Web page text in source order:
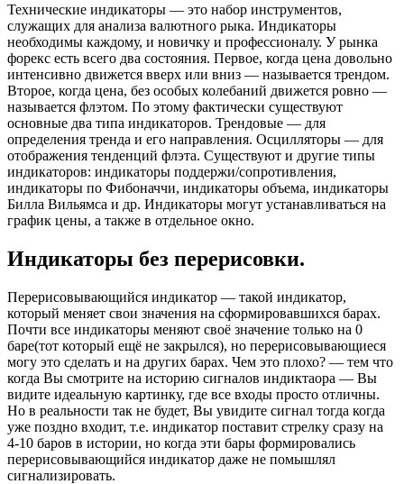
Технические индикаторы — это набор инструментов,
служащих для анализа валютного рыка. Индикаторы
необходимы каждому, и новичку и профессионалу. У рынка
форекс есть всего два состояния. Первое, когда цена довольно
интенсивно движется вверх или вниз — называется трендом.
Второе, когда цена, без особых колебаний движется ровно —
называется флэтом. По этому фактически существуют
основные два типа индикаторов. Трендовые — для
определения тренда и его направления. Осцилляторы — для
отображения тенденций флэта. Существуют и другие типы
индикаторов: индикаторы поддержи/сопротивления,
индикаторы по Фибоначчи, индикаторы объема, индикаторы
Билла Вильямса и др. Индикаторы могут устанавливаться на
график цены, а также в отдельное окно.
Индикаторы без перерисовки.
Перерисовывающийся индикатор — такой индикатор,
который меняет свои значения на сформировавшихся барах.
Почти все индикаторы меняют своё значение только на 0
баре(тот который ещё не закрылся), но перерисовывающиеся
могу это сделать и на других барах. Чем это плохо? — тем что
когда Вы смотрите на историю сигналов индиктаора — Вы
видите идеальную картинку, где все входы просто отличны.
Но в реальности так не будет, Вы увидите сигнал тогда когда
уже поздно входит, т.е. индикатор поставит стрелку сразу на
4-10 баров в истории, но когда эти бары формировались
перерисовывающийся индикатор даже не помышлял
сигнализировать.